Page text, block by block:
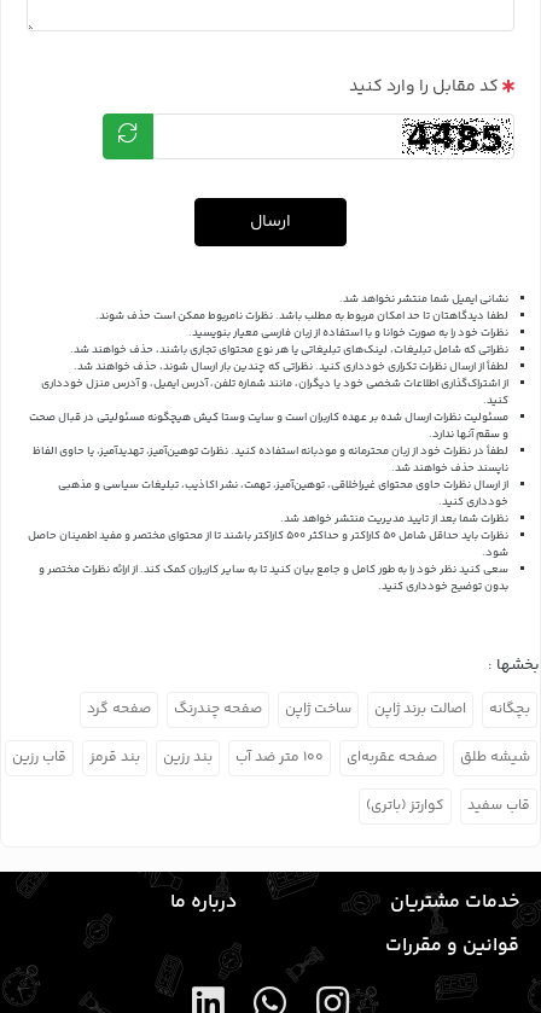
کد مقابل را وارد کنید
ارسال
نشانی ایمیل شما منتشر نخواهد شد.
لطفا دیدگاهتان تا حد امکان مربوط به مطلب باشد. نظرات نامربوط ممکن است حذف شوند.
نظرات خود را به صورت خوانا و با استفاده از زبان فارسی معیار بنویسید.
نظراتی که شامل تبلیغات، لینک‌های تبلیغاتی یا هر نوع محتوای تجاری باشند، حذف خواهند شد.
لطفاً از ارسال نظرات تکراری خودداری کنید. نظراتی که چندین بار ارسال شوند، حذف خواهند شد.
از اشتراک‌گذاری اطلاعات شخصی خود یا دیگران، مانند شماره تلفن، آدرس ایمیل، و آدرس منزل خودداری
کنید.
مسئولیت نظرات ارسال شده بر عهده کاربران است و سایت وستا کیش هیچگونه مسئولیتی در قبال صحت
و سقم آنها ندارد.
لطفاً در نظرات خود از زبان محترمانه و مودبانه استفاده کنید. نظرات توهین‌آمیز، تهدیدآمیز، یا حاوی الفاظ
ناپسند حذف خواهند شد.
از ارسال نظرات حاوی محتوای غیراخلاقی، توهین‌آمیز، تهمت، نشر اکاذیب، تبلیغات سیاسی و مذهبی
خودداری کنید.
نظرات شما بعد از تایید مدیریت منتشر خواهد شد.
نظرات باید حداقل شامل 50 کاراکتر و حداکثر 500 کاراکتر باشند تا از محتوای مختصر و مفید اطمینان حاصل
شود.
سعی کنید نظر خود را به طور کامل و جامع بیان کنید تا به سایر کاربران کمک کند.از ارائه نظرات مختصر و
بدون توضیح خودداری کنید.
بخشها :
بچگانه اصالت برند ژاپن ساخت ژاپن صفحه چندرنگ صفحه گرد
شیشه طلق صفحه عقربه‌ای ۱۰۰ متر ضد آب بند رزین بند قرمز قاب رزین
قاب سفید کوارتز (باتری)
خدمات مشتریان
درباره ما
قوانین و مقررات